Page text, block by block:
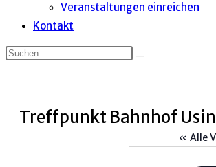
Veranstaltungen einreichen
Kontakt
Treffpunkt Bahnhof
« Alle